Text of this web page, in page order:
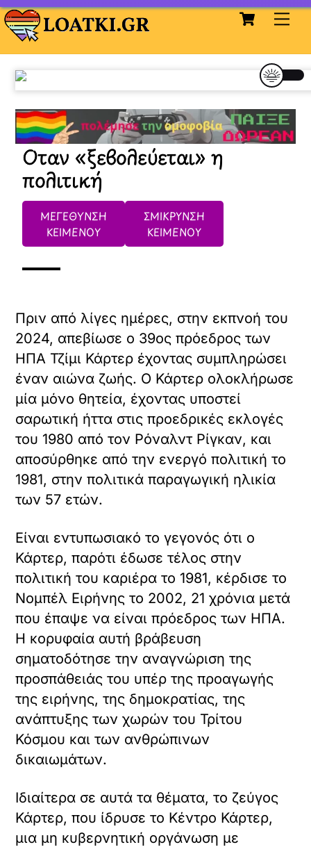
Skip
to
content
Cart
Οταν «ξεβολεύεται» η
πολιτική
ΜΕΓΕΘΥΝΣΗ
ΚΕΙΜΕΝΟΥ
ΣΜΙΚΡΥΝΣΗ
ΚΕΙΜΕΝΟΥ
Πριν από λίγες ημέρες, στην εκπνοή του
2024, απεβίωσε ο 39ος πρόεδρος των
ΗΠΑ Τζίμι Κάρτερ έχοντας συμπληρώσει
έναν αιώνα ζωής. Ο Κάρτερ ολοκλήρωσε
μία μόνο θητεία, έχοντας υποστεί
σαρωτική ήττα στις προεδρικές εκλογές
του 1980 από τον Ρόναλντ Ρίγκαν, και
αποσύρθηκε από την ενεργό πολιτική το
1981, στην πολιτικά παραγωγική ηλικία
των 57 ετών.
Είναι εντυπωσιακό το γεγονός ότι ο
Κάρτερ, παρότι έδωσε τέλος στην
πολιτική του καριέρα το 1981, κέρδισε το
Νομπέλ Ειρήνης το 2002, 21 χρόνια μετά
που έπαψε να είναι πρόεδρος των ΗΠΑ.
Η κορυφαία αυτή βράβευση
σηματοδότησε την αναγνώριση της
προσπάθειάς του υπέρ της προαγωγής
της ειρήνης, της δημοκρατίας, της
ανάπτυξης των χωρών του Τρίτου
Κόσμου και των ανθρώπινων
δικαιωμάτων.
Ιδιαίτερα σε αυτά τα θέματα, το ζεύγος
Κάρτερ, που ίδρυσε το Κέντρο Κάρτερ,
μια μη κυβερνητική οργάνωση με